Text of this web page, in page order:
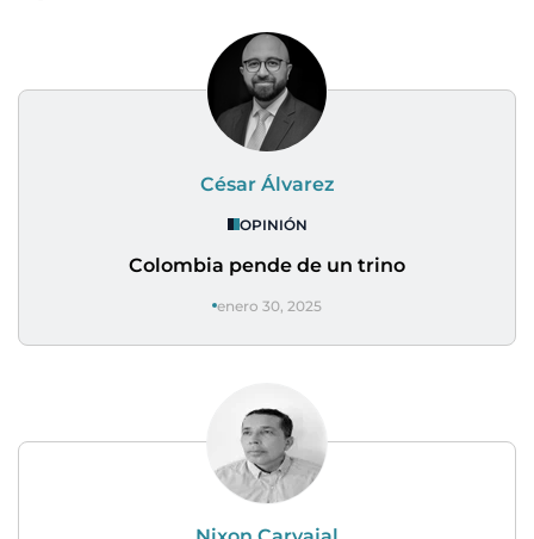
César Álvarez
OPINIÓN
Colombia pende de un trino
enero 30, 2025